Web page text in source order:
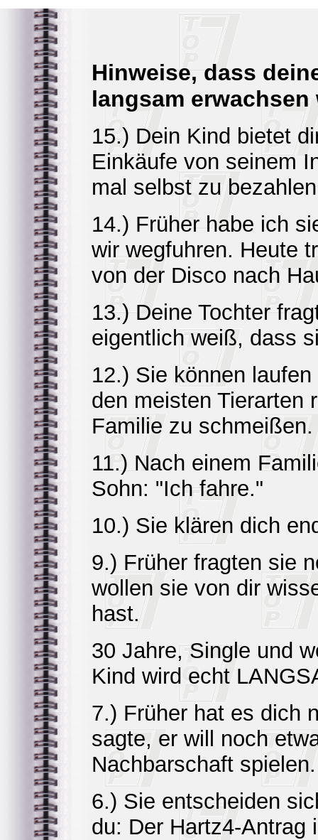
Hinweise, dass
langsam erwachsen
15.) Dein Kind bietet
Einkäufe von seinem
mal selbst zu
14.) Früher habe ich
wir wegfuhren. Heute
von der Disco nach
13.) Deine Tochter
eigentlich weiß, dass
12.) Sie können
den meisten Tierarten
Familie zu schmeißen.
11.) Nach einem
Sohn: "Ich fahre."
10.) Sie klären dich
9.) Früher fragten sie
wollen sie von dir
hast.
30 Jahre, Single und
Kind wird echt
7.) Früher hat es dich
sagte, er will noch
Nachbarschaft spielen.
6.) Sie entscheiden
du: Der Hartz4-Antrag